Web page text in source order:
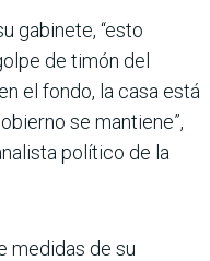
gabinete, “esto
de timón del
el fondo, la casa está
se mantiene”,
político de la
medidas de su